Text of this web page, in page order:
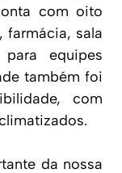
com oito
farmácia, sala
equipes
também foi
com
da nossa